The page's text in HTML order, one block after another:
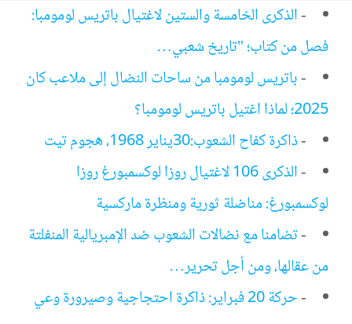
-الذكرى الخامسة والستين لاغتيال باتريس لومومبا:
فصل من كتاب؛ "تاريخ شعبي…
-باتريس لومومبا من ساحات النضال إلى ملاعب كان
2025؛ لماذا اغتيل باتريس لومومبا؟
-ذاكرة كفاح الشعوب:30يناير 1968، هجوم تيت
-
الذكرى 106 لاغتيال روزا لوكسمبورغ روزا
لوكسمبورغ: مناضلة ثورية ومنظرة ماركسية
-تضامنا مع نضالات الشعوب ضد الإمبريالية المنفلتة
من عقالها، ومن أجل تحرير…
-حركة 20 فبراير: ذاكرة احتجاجية وصيرورة وعي